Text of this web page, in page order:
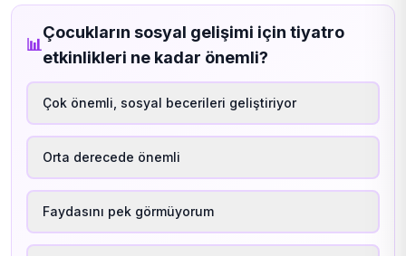
📊
Çocukların sosyal gelişimi için tiyatro
etkinlikleri ne kadar önemli?
Çok önemli, sosyal becerileri geliştiriyor
Orta derecede önemli
Faydasını pek görmüyorum